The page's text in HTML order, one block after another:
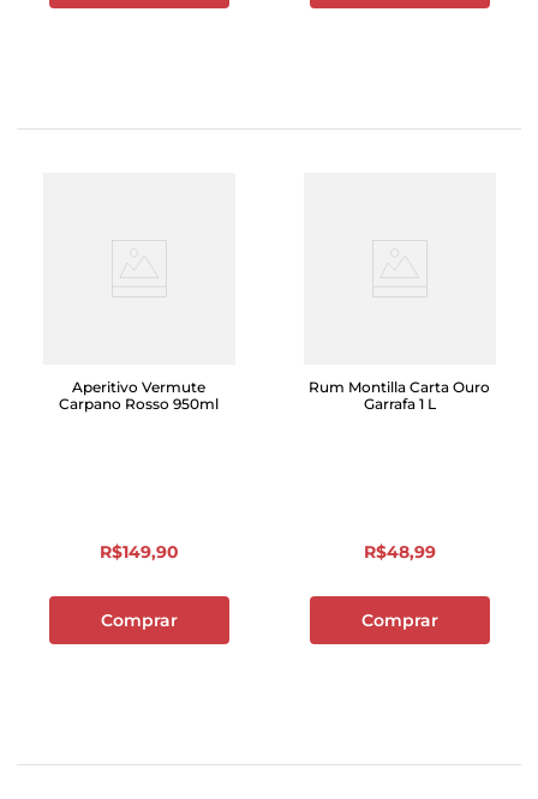
Aperitivo Vermute
Carpano Rosso 950ml
R$149,90
Comprar
Rum Montilla Carta Ouro
Garrafa 1 L
R$48,99
Comprar